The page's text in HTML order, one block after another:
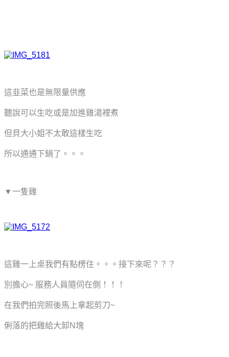
這韭菜也是無限量供應
聽說可以生吃或是加進雞湯裡煮
但貝大小姐不太敢這樣生吃
所以通通下鍋了。。。
▼一隻雞
這雞一上桌我們有點楞住。。。接下來呢？？？
別擔心~ 服務人員隨伺在側！！！
在我們拍完照後馬上拿起剪刀~
俐落的把雞給大卸N塊